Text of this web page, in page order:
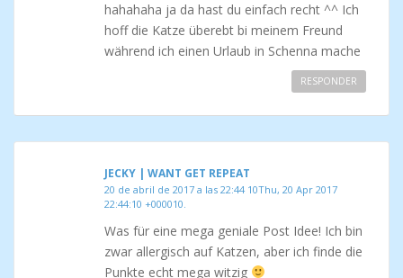
hahahaha ja da hast du einfach recht ^^ Ich
hoff die Katze überebt bi meinem Freund
während ich einen Urlaub in Schenna mache
RESPONDER
JECKY | WANT GET REPEAT
20 de abril de 2017 a las 22:44 10Thu, 20 Apr 2017
22:44:10 +000010.
Was für eine mega geniale Post Idee! Ich bin
zwar allergisch auf Katzen, aber ich finde die
Punkte echt mega witzig